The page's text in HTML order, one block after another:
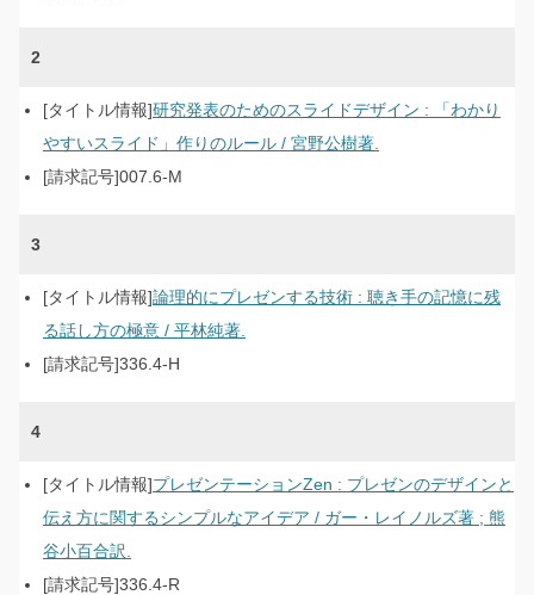
2
研究発表のためのスライドデザイン : 「わかり
やすいスライド」作りのルール / 宮野公樹著.
007.6-M
3
論理的にプレゼンする技術 : 聴き手の記憶に残
る話し方の極意 / 平林純著.
336.4-H
4
プレゼンテーションZen : プレゼンのデザインと
伝え方に関するシンプルなアイデア / ガー・レイノルズ著 ; 熊
谷小百合訳.
336.4-R